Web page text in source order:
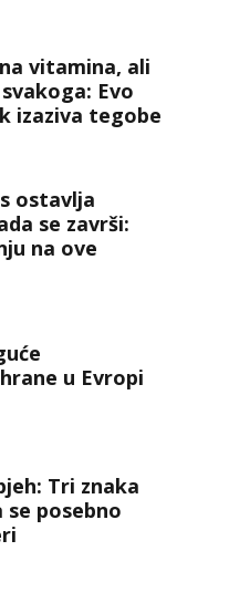
vitamina, ali
Evo
izaziva tegobe
ostavlja
se završi:
na ove
u Evropi
Tri znaka
posebno